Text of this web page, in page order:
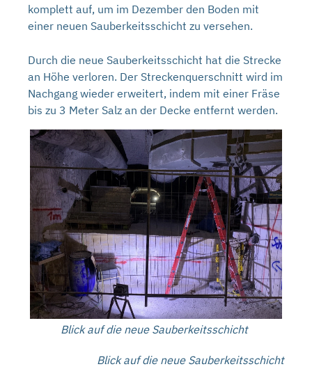
komplett auf, um im Dezember den Boden mit
einer neuen Sauberkeitsschicht zu versehen.
Durch die neue Sauberkeitsschicht hat die Strecke
an Höhe verloren. Der Streckenquerschnitt wird im
Nachgang wieder erweitert, indem mit einer Fräse
bis zu 3 Meter Salz an der Decke entfernt werden.
Blick auf die neue Sauberkeitsschicht
Blick auf die neue Sauberkeitsschicht